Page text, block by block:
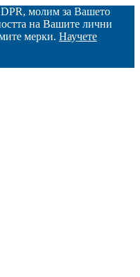
молим за Вашето
на Вашите лични
мерки. Научете